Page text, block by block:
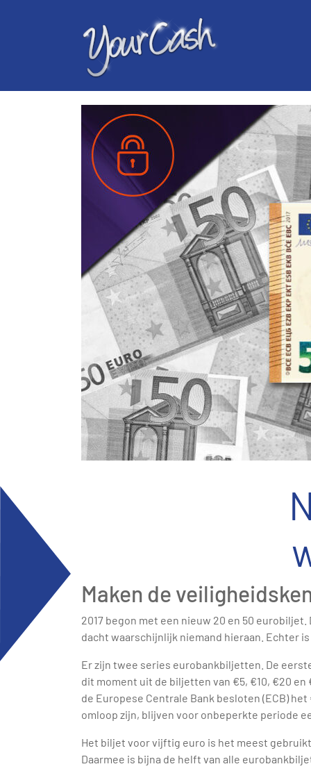
Maken de
2017 begon met een nieuw 20 en 50
dacht waarschijnlijk niemand hieraan. Echter
Er zijn twee series eurobankbiljetten. De
dit moment uit de biljetten van €5, €10, €20
de Europese Centrale Bank besloten (ECB)
omloop zijn, blijven voor onbeperkte periode
Het biljet voor vijftig euro is het meest
Daarmee is bijna de helft van alle